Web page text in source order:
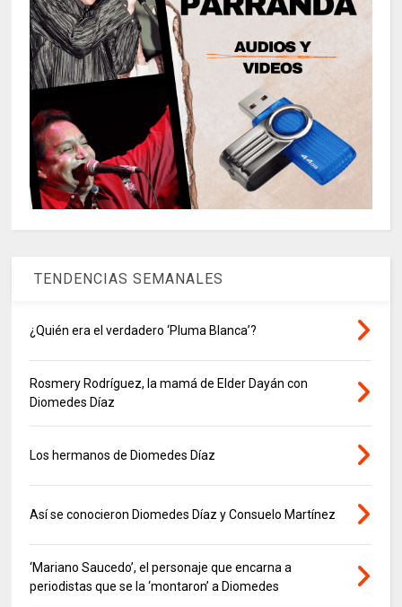
TENDENCIAS SEMANALES
¿Quién era el verdadero ‘Pluma Blanca’?
Rosmery Rodríguez, la mamá de Elder Dayán con
Diomedes Díaz
Los hermanos de Diomedes Díaz
Así se conocieron Diomedes Díaz y Consuelo Martínez
‘Mariano Saucedo’, el personaje que encarna a
periodistas que se la ‘montaron’ a Diomedes